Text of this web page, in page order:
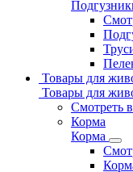
Товары для
Товары для
Смотреть
Корма
Корма